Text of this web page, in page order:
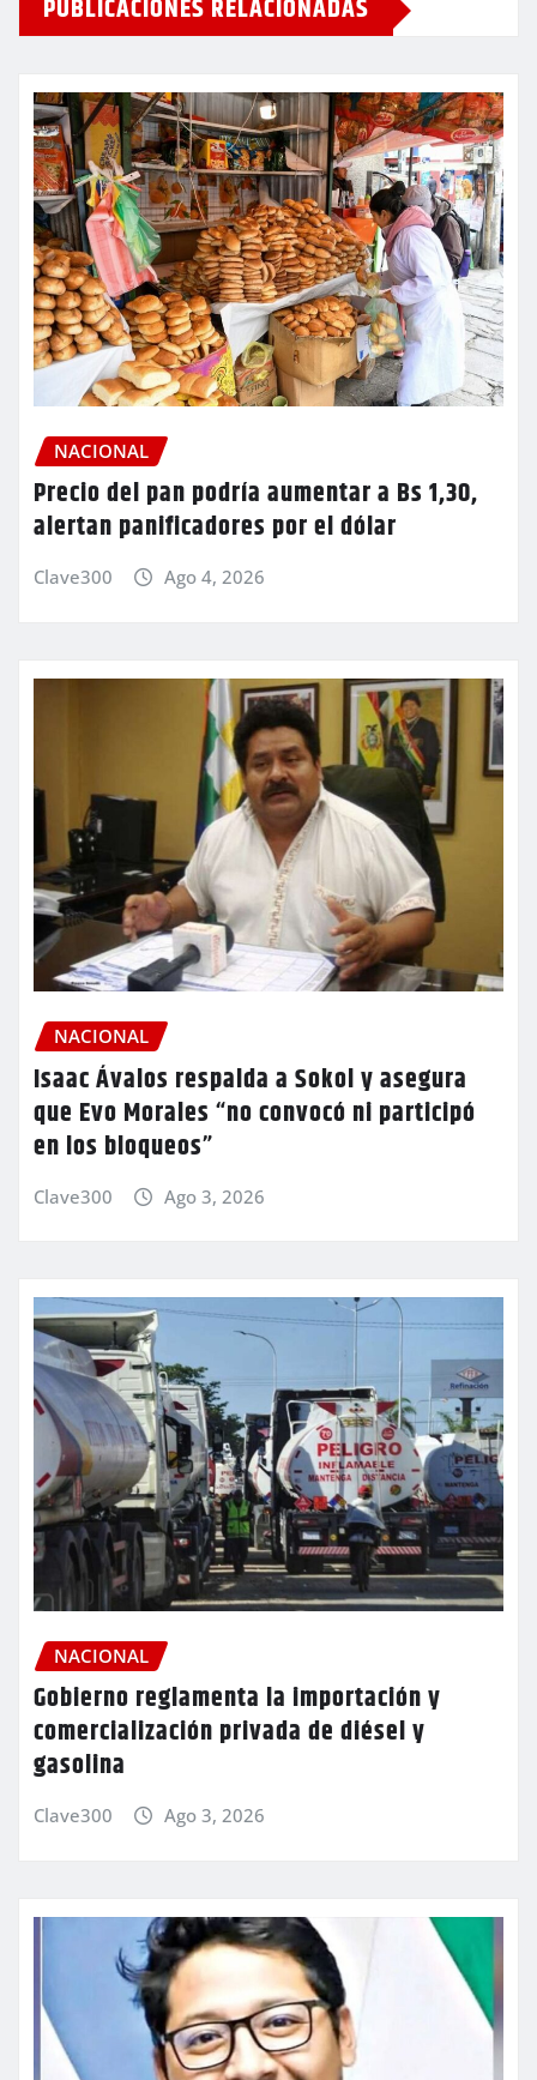
PUBLICACIONES RELACIONADAS
NACIONAL
Precio del pan podría aumentar a Bs 1,30,
alertan panificadores por el dólar
Clave300 Ago 4, 2026
NACIONAL
Isaac Ávalos respalda a Sokol y asegura
que Evo Morales “no convocó ni participó
en los bloqueos”
Clave300 Ago 3, 2026
NACIONAL
Gobierno reglamenta la importación y
comercialización privada de diésel y
gasolina
Clave300 Ago 3, 2026